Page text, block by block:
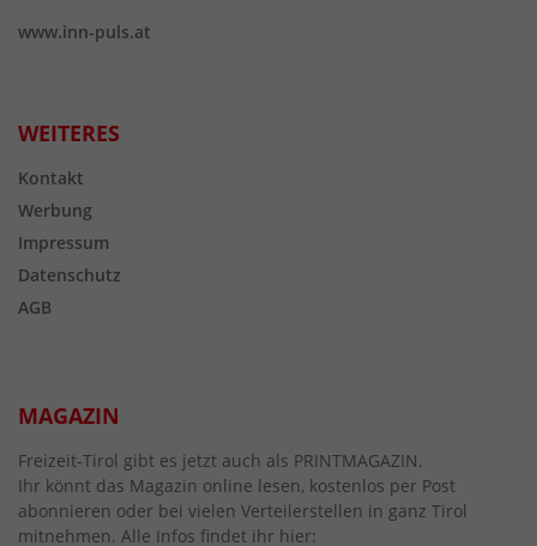
www.inn-puls.at
WEITERES
Kontakt
Werbung
Impressum
Datenschutz
AGB
MAGAZIN
Freizeit-Tirol gibt es jetzt auch als PRINTMAGAZIN.
Ihr könnt das Magazin online lesen, kostenlos per Post
abonnieren oder bei vielen Verteilerstellen in ganz Tirol
mitnehmen. Alle Infos findet ihr hier: